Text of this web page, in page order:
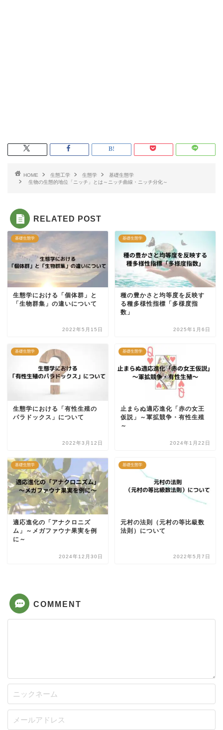
HOME 生態工学 生態学
基礎生態学
生物の生態的地位「ニッチ」とは～ニッチ曲線・ニッチ分化～
RELATED POST
基礎生態学
生態学における「個体群」と
「生物群集」の違いについて
2022年5月15日
基礎生態学
種の豊かさと均等度を反映す
る種多様性指標「多様度指
数」
2025年1月6日
基礎生態学
生態学における「有性生殖の
パラドックス」について
2022年3月12日
基礎生態学
止まらぬ適応進化「赤の女王
仮説」～軍拡競争・有性生殖
～
2024年1月22日
基礎生態学
適応進化の「アナクロニズ
ム」～メガファウナ果実を例
に～
2024年12月30日
基礎生態学
元村の法則（元村の等比級数
法則）について
2022年5月7日
COMMENT